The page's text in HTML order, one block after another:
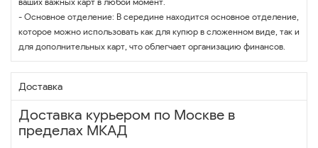
- Основное отделение: В середине находится основное отделение,
которое можно использовать как для купюр в сложенном виде, так и
для дополнительных карт, что облегчает организацию финансов.
Доставка
Доставка курьером по Москве в
пределах МКАД